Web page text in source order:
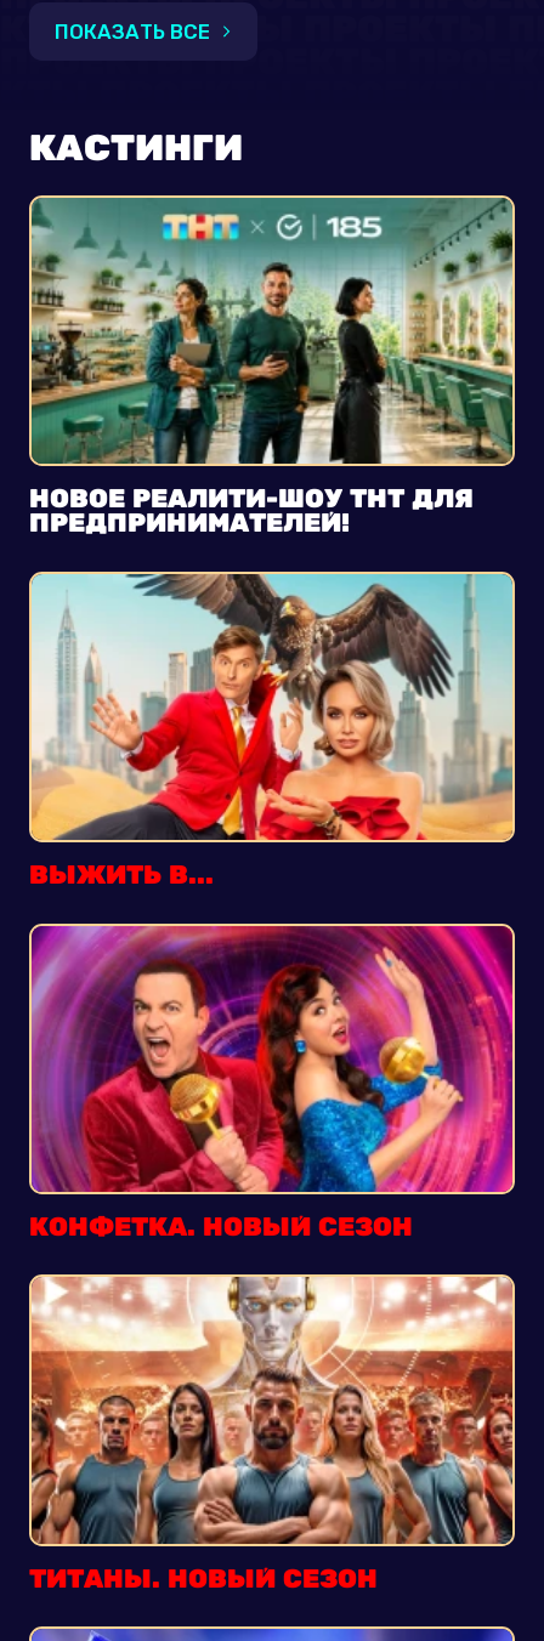
ПОКАЗАТЬ ВСЕ
КАСТИНГИ
НОВОЕ РЕАЛИТИ-ШОУ ТНТ ДЛЯ
ПРЕДПРИНИМАТЕЛЕЙ!
ВЫЖИТЬ В...
КОНФЕТКА. НОВЫЙ СЕЗОН
ТИТАНЫ. НОВЫЙ СЕЗОН